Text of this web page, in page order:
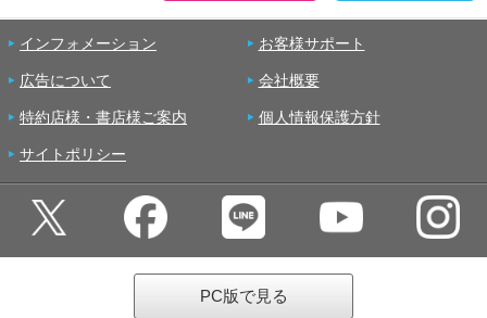
インフォメーション お客様サポート
広告について 会社概要
特約店様・書店様ご案内 個人情報保護方針
サイトポリシー
PC版で見る